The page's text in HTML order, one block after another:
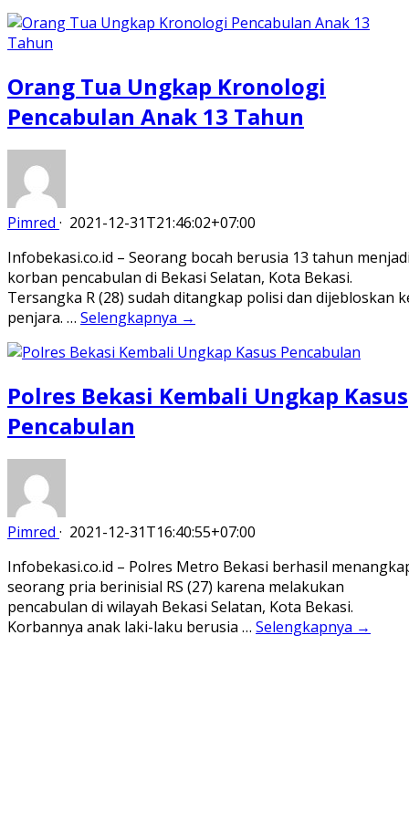
Orang Tua Ungkap Kronologi
Pencabulan Anak 13 Tahun
Pimred · 2021-12-31T21:46:02+07:00
Infobekasi.co.id – Seorang bocah berusia 13 tahun
korban pencabulan di Bekasi Selatan, Kota Bekasi.
Tersangka R (28) sudah ditangkap polisi dan dijebloskan
penjara. … Selengkapnya →
Polres Bekasi Kembali Ungkap Kasus
Pencabulan
Pimred · 2021-12-31T16:40:55+07:00
Infobekasi.co.id – Polres Metro Bekasi berhasil
seorang pria berinisial RS (27) karena melakukan
pencabulan di wilayah Bekasi Selatan, Kota Bekasi.
Korbannya anak laki-laku berusia … Selengkapnya →